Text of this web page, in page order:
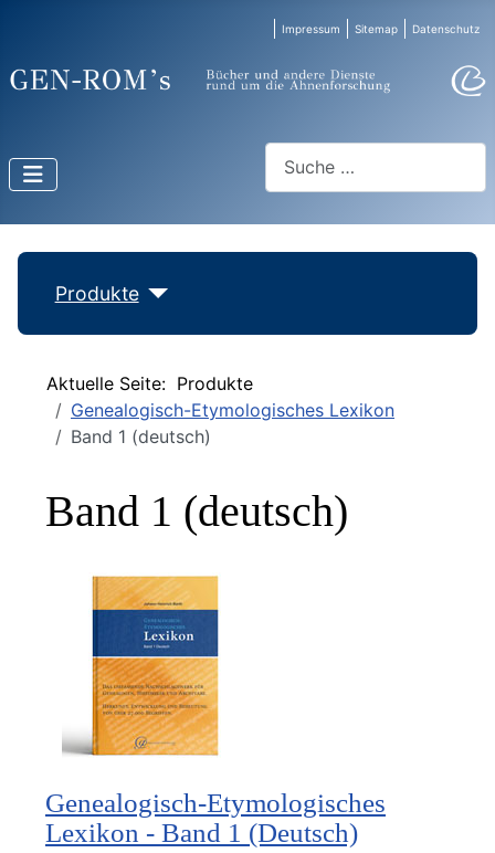
Impressum Sitemap Datenschutz
Produkte
Aktuelle Seite: Produkte
Genealogisch-Etymologisches Lexikon
Band 1 (deutsch)
Band 1 (deutsch)
Genealogisch-Etymologisches
Lexikon - Band 1 (Deutsch)